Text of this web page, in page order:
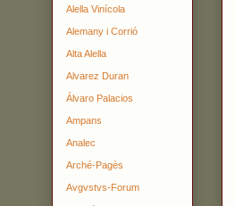
Alella Vinícola
Alemany i Corrió
Alta Alella
Alvarez Duran
Álvaro Palacios
Ampans
Analec
Arché-Pagès
Avgvstvs-Forum